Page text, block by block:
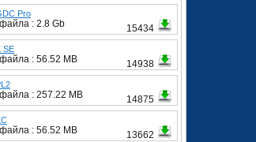
Pro
: 2.8 Gb 15434
SE
: 56.52 MB 14938
: 257.22 MB 14875
: 56.52 MB 13662